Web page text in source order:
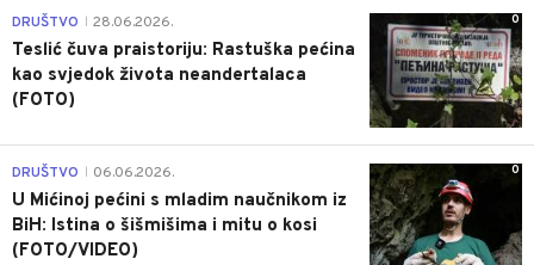
0
DRUŠTVO 28.06.2026.
Teslić čuva praistoriju: Rastuška pećina
kao svjedok života neandertalaca
(FOTO)
0
DRUŠTVO 06.06.2026.
U Mićinoj pećini s mladim naučnikom iz
BiH: Istina o šišmišima i mitu o kosi
(FOTO/VIDEO)